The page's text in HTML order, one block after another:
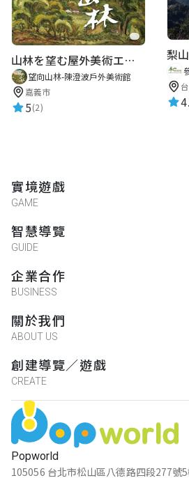
山林を望む屋外美術エリア
望向山林-陳澄波戶外美術館
嘉義市
5(2)
梨
Popworld
105056 台北市松山區八德路四段277號
實境遊戲
GAME
智慧導覽
GUIDE
企業合作
BUSINESS
關於我們
ABOUT US
創建導覽／遊戲
CREATE